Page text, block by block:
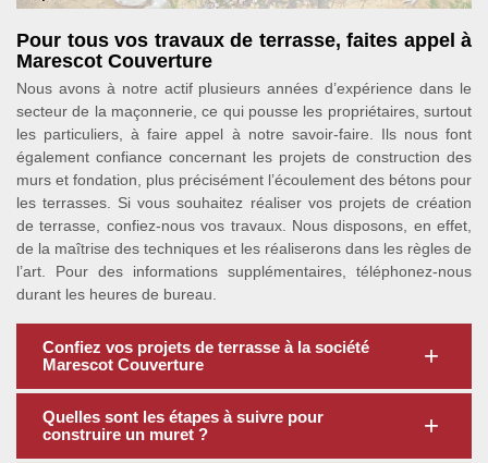
Pour tous vos travaux de terrasse, faites appel à
Marescot Couverture
Nous avons à notre actif plusieurs années d’expérience dans le
secteur de la maçonnerie, ce qui pousse les propriétaires, surtout
les particuliers, à faire appel à notre savoir-faire. Ils nous font
également confiance concernant les projets de construction des
murs et fondation, plus précisément l’écoulement des bétons pour
les terrasses. Si vous souhaitez réaliser vos projets de création
de terrasse, confiez-nous vos travaux. Nous disposons, en effet,
de la maîtrise des techniques et les réaliserons dans les règles de
l’art. Pour des informations supplémentaires, téléphonez-nous
durant les heures de bureau.
Confiez vos projets de terrasse à la société
Marescot Couverture
Quelles sont les étapes à suivre pour
construire un muret ?